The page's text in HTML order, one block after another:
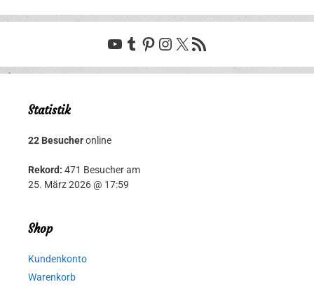
YouTube
Tumblr
Pinterest
Instagram
X RSS-Feed
Statistik
22 Besucheronline
Rekord: 471 Besucher am
25. März 2026 @ 17:59
Shop
Kundenkonto
Warenkorb